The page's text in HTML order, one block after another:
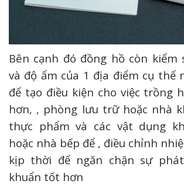
Bên cạnh đó đồng hồ còn kiểm
và độ ẩm của 1 địa điểm cụ thể
để tạo điều kiện cho việc trồng
hơn, , phòng lưu trữ hoặc nhà
thực phẩm và các vật dụng
hoặc nhà bếp để , điều chỉnh
kịp thời để ngăn chặn sự
khuẩn tốt hơn